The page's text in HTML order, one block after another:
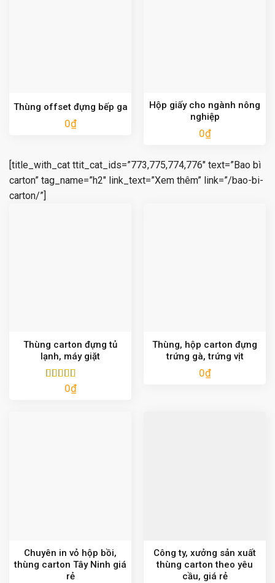
Thùng offset đựng bếp ga
0₫
Hộp giấy cho ngành nông
nghiệp
0₫
[title_with_cat ttit_cat_ids=”773,775,774,776″ text=”Bao bì
carton” tag_name=”h2″ link_text=”Xem thêm” link=”/bao-bi-
carton/”]
Thùng carton đựng tủ
lạnh, máy giặt
Được xếp
0₫
Thùng, hộp carton đựng
trứng gà, trứng vịt
0₫
Chuyên in vỏ hộp bồi,
thùng carton Tây Ninh giá
rẻ
Công ty, xưởng sản xuất
thùng carton theo yêu
cầu, giá rẻ